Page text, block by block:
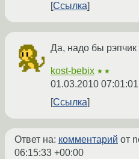
Ссылка
Да, надо бы рэпчик
kost-bebix ★★
01.03.2010
Ссылка
Ответ на: комментарий от
06:15:33 +00:00